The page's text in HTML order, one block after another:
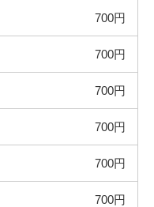
700円
700円
700円
700円
700円
700円